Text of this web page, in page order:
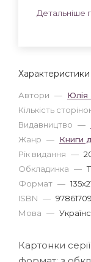
Характеристики
Автори — Юлія
Кількість
Видавництво —
Жанр — Книги
Рік видання —
Обкладинка —
Формат —
ISBN —
Мова —
Детальніше
Картонки